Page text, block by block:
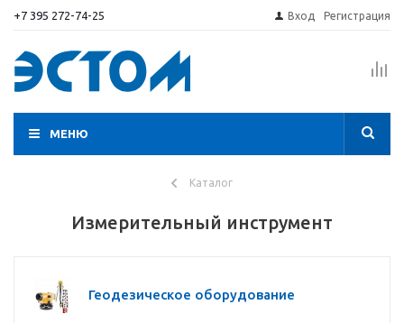
+7 395 272-74-25 Вход Регистрация
МЕНЮ
Каталог
Измерительный инструмент
Геодезическое оборудование